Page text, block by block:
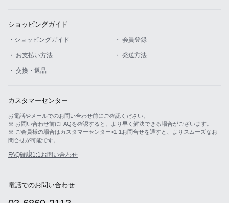
ショッピングガイド
・ショッピングガイド ・ 会員登録
・ お支払い方法 ・ 発送方法
・ 交換・返品
カスタマーセンター
お電話やメールでのお問い合わせ前にご確認ください。
※ お問い合わせ前にFAQを確認すると、より早く解決できる場合がございます。
※ ご会員様の場合はカスタマーセンター>1:1お問合せを通すと、よりスムーズなお
問合せが可能です。
FAQ確認1:1お問い合わせ
電話でのお問い合わせ